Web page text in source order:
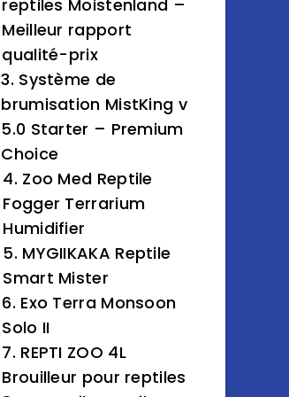
reptiles Moistenland –
Meilleur rapport
qualité-prix
3. Système de
brumisation MistKing v
5.0 Starter – Premium
Choice
4. Zoo Med Reptile
Fogger Terrarium
Humidifier
5. MYGIIKAKA Reptile
Smart Mister
6. Exo Terra Monsoon
Solo II
7. REPTI ZOO 4L
Brouilleur pour reptiles